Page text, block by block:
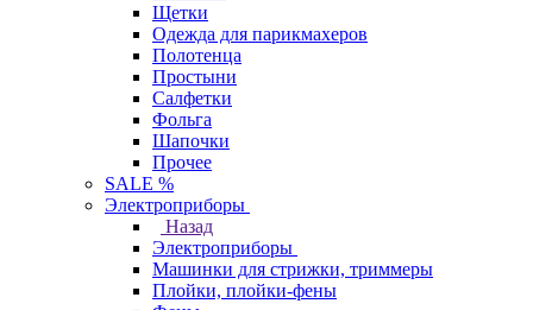
Щетки
Одежда для парикмахеров
Полотенца
Простыни
Салфетки
Фольга
Шапочки
Прочее
SALE %
Электроприборы
Назад
Электроприборы
Машинки для стрижки, триммеры
Плойки, плойки-фены